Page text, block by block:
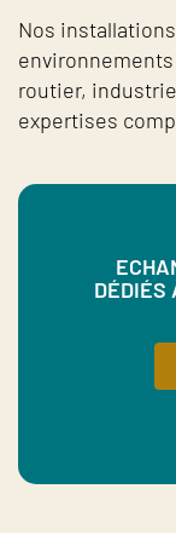
Nos
routier,
expertises
DÉDIÉS